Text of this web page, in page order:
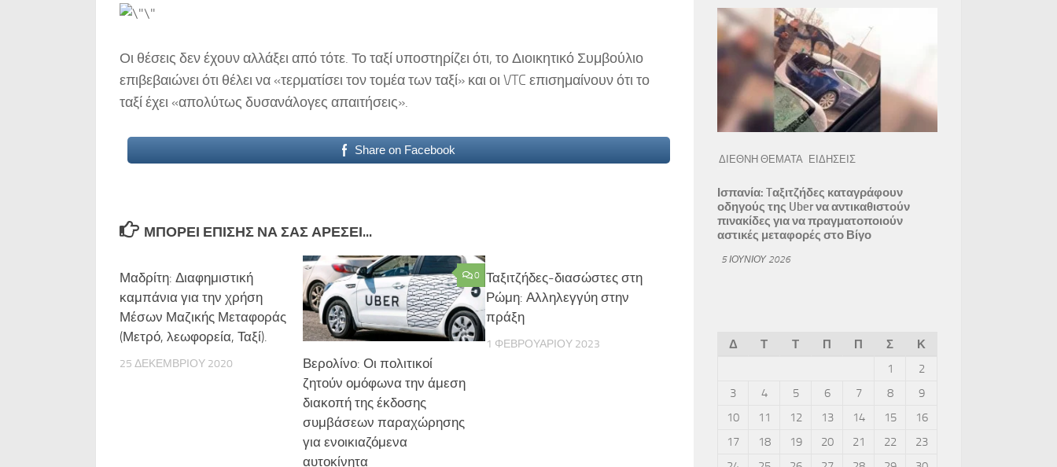
Οι θέσεις δεν έχουν αλλάξει από τότε. Το ταξί υποστηρίζει ότι, το Διοικητικό Συμβούλιο
επιβεβαιώνει ότι θέλει να «τερματίσει τον τομέα των ταξί» και οι VTC επισημαίνουν ότι το
ταξί έχει «απολύτως δυσανάλογες απαιτήσεις».
Share on Facebook
ΜΠΟΡΕΊ ΕΠΊΣΗΣ ΝΑ ΣΑΣ ΑΡΈΣΕΙ...
Μαδρίτη: Διαφημιστική
καμπάνια για την χρήση
Μέσων Μαζικής Μεταφοράς
(Μετρό, λεωφορεία, Ταξί).
25 ΔΕΚΕΜΒΡΊΟΥ 2020
0
Βερολίνο: Οι πολιτικοί
ζητούν ομόφωνα την άμεση
διακοπή της έκδοσης
συμβάσεων παραχώρησης
για ενοικιαζόμενα
αυτοκίνητα
Ταξιτζήδες-διασώστες στη
Ρώμη: Αλληλεγγύη στην
πράξη
1 ΦΕΒΡΟΥΑΡΊΟΥ 2023
ΔΙΕΘΝΗ ΘΕΜΑΤΑ ΕΙΔΗΣΕΙΣ
Ισπανία: Tαξιτζήδες καταγράφουν
οδηγούς της Uber να αντικαθιστούν
πινακίδες για να πραγματοποιούν
αστικές μεταφορές στο Βίγο
5 ΙΟΥΝΊΟΥ 2026
Δ Τ Τ Π Π Σ
Κ
1
2
3
4 5 6 7 8
9
10
11 12 13 14 15
16
17
18 19 20 21 22
23